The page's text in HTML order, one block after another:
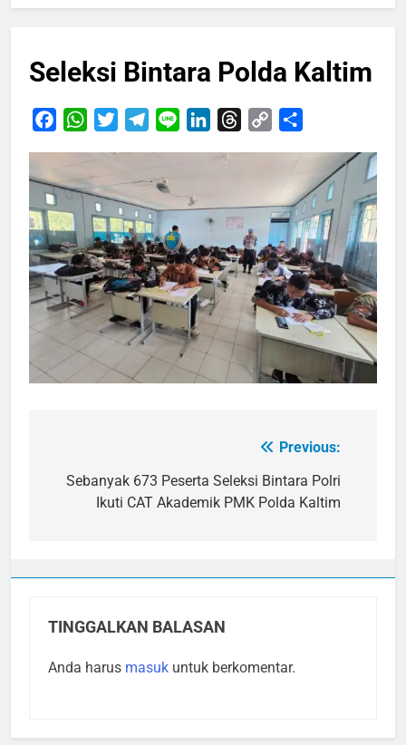
Seleksi Bintara Polda Kaltim
FacebookWhatsApp
TwitterTelegram
Line LinkedInThreads
Copy
pos
Previous:
Sebanyak 673 Peserta Seleksi Bintara Polri
Ikuti CAT Akademik PMK Polda Kaltim
TINGGALKAN BALASAN
Anda harus masuk untuk berkomentar.